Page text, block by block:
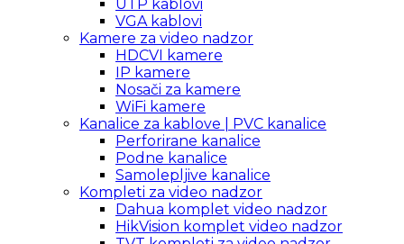
UTP kablovi
VGA kablovi
Kamere za video nadzor
HDCVI kamere
IP kamere
Nosači za kamere
WiFi kamere
Kanalice za kablove | PVC kanalice
Perforirane kanalice
Podne kanalice
Samolepljive kanalice
Kompleti za video nadzor
Dahua komplet video nadzor
HikVision komplet video nadzor